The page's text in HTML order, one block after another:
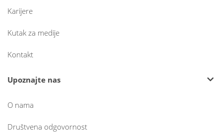
Karijere
Kutak za medije
Kontakt
Upoznajte nas
O nama
Društvena odgovornost